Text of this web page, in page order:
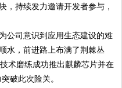
，持续发力邀请开发者参与，
公司意识到应用生态建设的难
水，前进路上布满了荆棘丛
术磨练成功推出麒麟芯片并在
破此次险关。